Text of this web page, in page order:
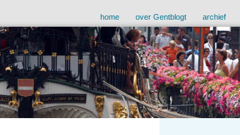
home over Gentblogt archief